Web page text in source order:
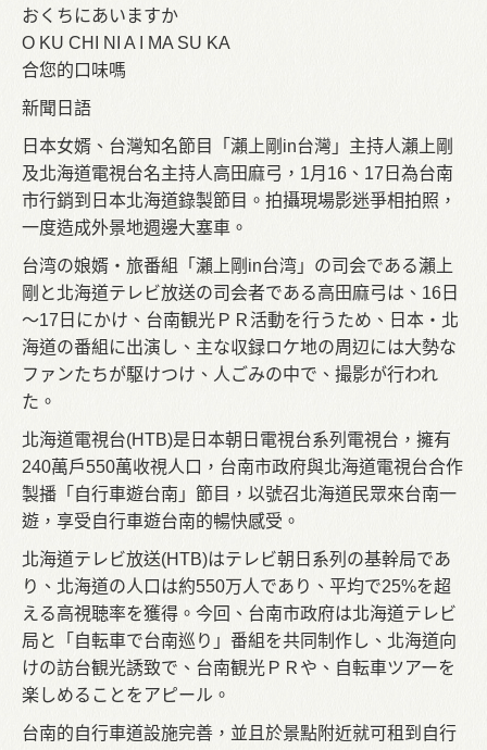
おくちにあいますか
O KU CHI NI A I MA SU KA
合您的口味嗎
新聞日語
日本女婿、台灣知名節目「瀨上剛in台灣」主持人瀨上剛
及北海道電視台名主持人高田麻弓，1月16、17日為台南
市行銷到日本北海道錄製節目。拍攝現場影迷爭相拍照，
一度造成外景地週邊大塞車。
台湾の娘婿‧旅番組「瀨上剛in台湾」の司会である瀨上
剛と北海道テレビ放送の司会者である高田麻弓は、16日
～17日にかけ、台南観光ＰＲ活動を行うため、日本‧北
海道の番組に出演し、主な収録ロケ地の周辺には大勢な
ファンたちが駆けつけ、人ごみの中で、撮影が行われ
た。
北海道電視台(HTB)是日本朝日電視台系列電視台，擁有
240萬戶550萬收視人口，台南市政府與北海道電視台合作
製播「自行車遊台南」節目，以號召北海道民眾來台南一
遊，享受自行車遊台南的暢快感受。
北海道テレビ放送(HTB)はテレビ朝日系列の基幹局であ
り、北海道の人口は約550万人であり、平均で25%を超
える高視聴率を獲得。今回、台南市政府は北海道テレビ
局と「自転車で台南巡り」番組を共同制作し、北海道向
けの訪台観光誘致で、台南観光ＰＲや、自転車ツアーを
楽しめることをアピール。
台南的自行車道設施完善，並且於景點附近就可租到自行